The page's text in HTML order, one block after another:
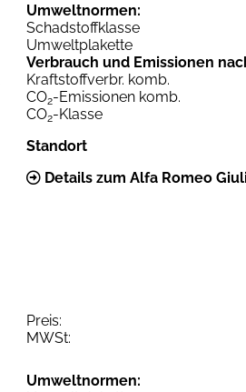
Umweltnormen:
Schadstoffklasse
Umweltplakette
Verbrauch und Emissionen
Kraftstoffverbr. komb.
CO2-Emissionen komb.
CO2-Klasse
Standort
Details zum Alfa Romeo
Preis:
MWSt:
Umweltnormen: